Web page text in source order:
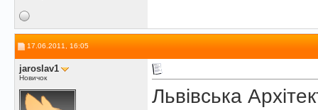
17.06.2011, 16:05
jaroslav1
Новичок
Львівська